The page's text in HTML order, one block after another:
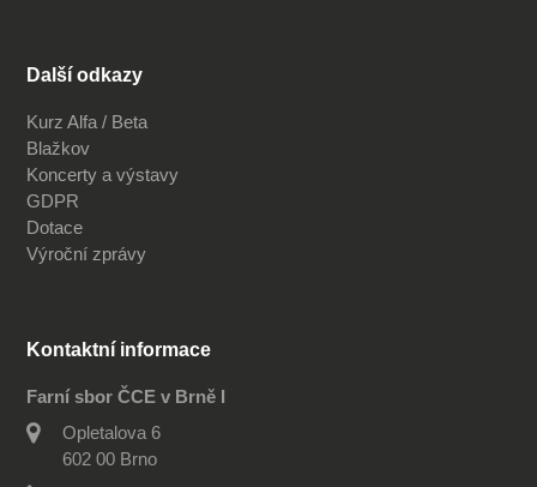
Další odkazy
Kurz Alfa / Beta
Blažkov
Koncerty a výstavy
GDPR
Dotace
Výroční zprávy
Kontaktní informace
Farní sbor ČCE v Brně I
Opletalova 6
602 00 Brno